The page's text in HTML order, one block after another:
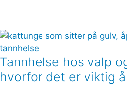
Tannhelse hos valp
hvorfor det er viktig